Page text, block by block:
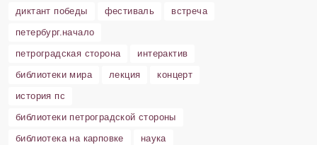
диктант победы
фестиваль
встреча
петербург.начало
петроградская сторона
интерактив
библиотеки мира
лекция
концерт
история пс
библиотеки петроградской стороны
библиотека на карповке
наука